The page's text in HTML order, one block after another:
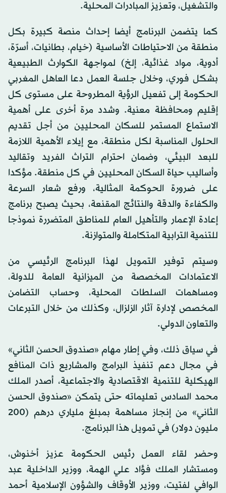
والتشغيل، وتعزيز المبادرات المحلية.
كما يتضمن البرنامج أيضا إحداث منصة كبيرة بكل
منطقة من الاحتياطات الأساسية (خيام، بطانيات، أسرّة،
أدوية، مواد غذائية، إلخ) لمواجهة الكوارث الطبيعية
بشكل فوري، وخلال جلسة العمل دعا العاهل المغربي
الحكومة إلى تفعيل الرؤية المطروحة على مستوى كل
إقليم ومحافظة معنية. وشدد مرة أخرى على أهمية
الاستماع المستمر للسكان المحليين من أجل تقديم
الحلول المناسبة لكل منطقة، مع إيلاء الأهمية اللازمة
للبعد البيئي، وضمان احترام التراث الفريد وتقاليد
وأساليب حياة السكان المحليين في كل منطقة. مؤكدا
على ضرورة الحوكمة المثالية، ورفع شعار السرعة
والكفاءة والدقة والنتائج المقنعة، بحيث يصبح برنامج
إعادة الإعمار والتأهيل العام للمناطق المتضررة نموذجا
للتنمية الترابية المتكاملة والمتوازنة.
وسيتم توفير التمويل لهذا البرنامج الرئيسي من
الاعتمادات المخصصة من الميزانية العامة للدولة،
ومساهمات السلطات المحلية، وحساب التضامن
المخصص لإدارة آثار الزلزال، وكذلك من خلال التبرعات
والتعاون الدولي.
في سياق ذلك، وفي إطار مهام «صندوق الحسن الثاني»
في مجال دعم تنفيذ البرامج والمشاريع ذات المنافع
الهيكلية للتنمية الاقتصادية والاجتماعية، أصدر الملك
محمد السادس تعليماته حتى يتمكن «صندوق الحسن
الثاني» من إنجاز مساهمة بمبلغ ملياري درهم (200
مليون دولار) في تمويل هذا البرنامج.
وحضر لقاء العمل رئيس الحكومة عزيز أخنوش،
ومستشار الملك فؤاد علي الهمة، ووزير الداخلية عبد
الوافي لفتيت، ووزير الأوقاف والشؤون الإسلامية أحمد